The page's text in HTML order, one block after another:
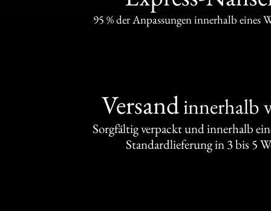
95 % der Anpassungen innerhalb eines
Versandinnerhalb
Sorgfältig verpackt und innerhalb
Standardlieferung in 3 bis 5